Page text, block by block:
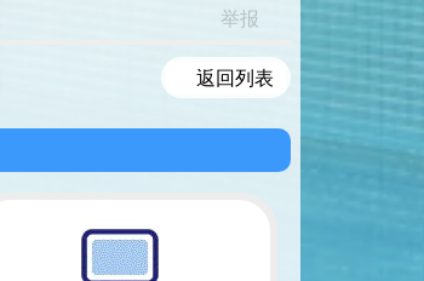
举报
返回列表